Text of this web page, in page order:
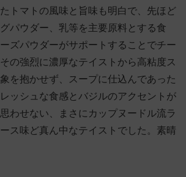
トマトの風味と旨味も明白で、先ほど
パウダー、乳等を主要原料とする食
ズパウダーがサポートすることでチー
の強烈に濃厚なテイストから高粘度ス
を抱かせず、スープに仕込んであった
ッシュな食感とバジルのアクセントが
わせない、まさにカップヌードル流ラ
ス味ど真ん中なテイストでした。素晴